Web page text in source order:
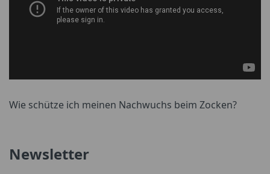
Wie schütze ich meinen Nachwuchs beim Zocken?
Newsletter